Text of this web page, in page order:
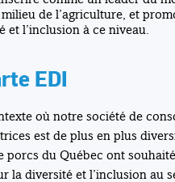
de l’agriculture, et
et l’inclusion à ce niveau.
EDI
où notre société de
est de plus en plus
porcs du Québec ont
la diversité et l’inclusion au